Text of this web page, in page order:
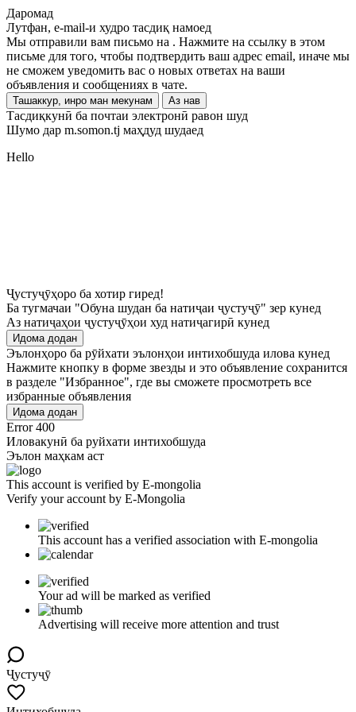
Даромад
Лутфан, e-mail-и худро тасдиқ намоед
Мы отправили вам письмо на . Нажмите на ссылку в этом
письме для того, чтобы подтвердить ваш адрес email, иначе мы
не сможем уведомить вас о новых ответах на ваши
объявления и сообщениях в чате.
Ташаккур, инро ман мекунам Аз нав
Тасдиқкунӣ ба почтаи электронӣ равон шуд
Шумо дар m.somon.tj маҳдуд шудаед
Hello
Ҷустуҷӯҳоро ба хотир гиред!
Ба тугмачаи "Обуна шудан ба натиҷаи ҷустуҷӯ" зер кунед
Аз натиҷаҳои ҷустуҷӯҳои худ натиҷагирӣ кунед
Идома додан
Эълонҳоро ба рӯйхати эълонҳои интихобшуда илова кунед
Нажмите кнопку в форме звезды и это объявление сохранится
в разделе "Избранное", где вы сможете просмотреть все
избранные объявления
Идома додан
Error 400
Иловакунӣ ба руйхати интихобшуда
Эълон маҳкам аст
This account is verified by E-mongolia
Verify your account by E-Mongolia
This account has a verified association with E-mongolia
Your ad will be marked as verified
Advertising will receive more attention and trust
Ҷустуҷӯ